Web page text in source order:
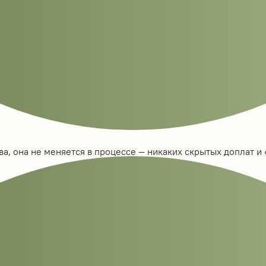
она не меняется в процессе — никаких скрытых доплат